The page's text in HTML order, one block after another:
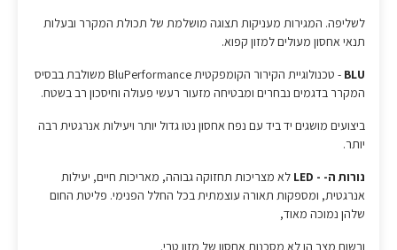
לשליפה. המגירות מעניקות תצוגה מושלמת של תכולת המקרר ובעלות
תנאי אחסון מעולים למזון קפוא.
BLU
- טכנולוגיית הקירור הקומפקטית BluPerformance משולבת בבסיס
המקרר בדגמים נבחרים ומבטיחה מזעור רעשי פעולה וחיסכון רב בשטח.
ביצועים מושגים יד ביד עם נפח אחסון נטו גדול יותר ויעילות אנרגטית רבה
יותר.
נורות ה- - LED
לא מצריכות תחזוקה גבוהה, מאריכות חיים, יעילות
אנרגטית, ומספקות תאורה עוצמתית בכל החלל הפנימי. פליטת החום
שלהן נמוכה מאוד,
ובשום מצב הן לא מסכנות אחסון של מזון טרי.